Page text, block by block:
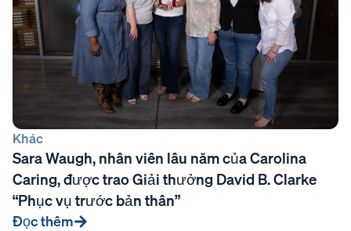
Khác
Sara Waugh, nhân viên lâu năm của Carolina
Caring, được trao Giải thưởng David B. Clarke
“Phục vụ trước bản thân”
Đọc thêm